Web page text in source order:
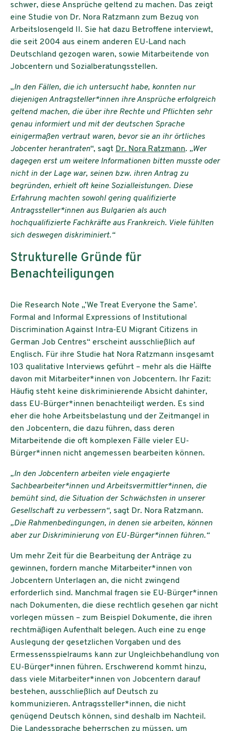
schwer, diese Ansprüche geltend zu machen. Das zeigt
eine Studie von Dr. Nora Ratzmann zum Bezug von
Arbeitslosengeld II. Sie hat dazu Betroffene interviewt,
die seit 2004 aus einem anderen EU-Land nach
Deutschland gezogen waren, sowie Mitarbeitende von
Jobcentern und Sozialberatungsstellen.
„In den Fällen, die ich untersucht habe, konnten nur
diejenigen Antragsteller*innen ihre Ansprüche erfolgreich
geltend machen, die über ihre Rechte und Pflichten sehr
genau informiert und mit der deutschen Sprache
einigermaßen vertraut waren, bevor sie an ihr örtliches
Jobcenter herantraten“, sagt Dr. Nora Ratzmann. „Wer
dagegen erst um weitere Informationen bitten musste oder
nicht in der Lage war, seinen bzw. ihren Antrag zu
begründen, erhielt oft keine Sozialleistungen. Diese
Erfahrung machten sowohl gering qualifizierte
Antragssteller*innen aus Bulgarien als auch
hochqualifizierte Fachkräfte aus Frankreich. Viele fühlten
sich deswegen diskriminiert.“
Strukturelle Gründe für
Benachteiligungen
Die Research Note „’We Treat Everyone the Same’.
Formal and Informal Expressions of Institutional
Discrimination Against Intra-EU Migrant Citizens in
German Job Centres“ erscheint ausschließlich auf
Englisch. Für ihre Studie hat Nora Ratzmann insgesamt
103 qualitative Interviews geführt – mehr als die Hälfte
davon mit Mitarbeiter*innen von Jobcentern. Ihr Fazit:
Häufig steht keine diskriminierende Absicht dahinter,
dass EU-Bürger*innen benachteiligt werden. Es sind
eher die hohe Arbeitsbelastung und der Zeitmangel in
den Jobcentern, die dazu führen, dass deren
Mitarbeitende die oft komplexen Fälle vieler EU-
Bürger*innen nicht angemessen bearbeiten können.
„In den Jobcentern arbeiten viele engagierte
Sachbearbeiter*innen und Arbeitsvermittler*innen, die
bemüht sind, die Situation der Schwächsten in unserer
Gesellschaft zu verbessern“, sagt Dr. Nora Ratzmann.
„Die Rahmenbedingungen, in denen sie arbeiten, können
aber zur Diskriminierung von EU-Bürger*innen führen.“
Um mehr Zeit für die Bearbeitung der Anträge zu
gewinnen, fordern manche Mitarbeiter*innen von
Jobcentern Unterlagen an, die nicht zwingend
erforderlich sind. Manchmal fragen sie EU-Bürger*innen
nach Dokumenten, die diese rechtlich gesehen gar nicht
vorlegen müssen – zum Beispiel Dokumente, die ihren
rechtmäßigen Aufenthalt belegen. Auch eine zu enge
Auslegung der gesetzlichen Vorgaben und des
Ermessensspielraums kann zur Ungleichbehandlung von
EU-Bürger*innen führen. Erschwerend kommt hinzu,
dass viele Mitarbeiter*innen von Jobcentern darauf
bestehen, ausschließlich auf Deutsch zu
kommunizieren. Antragssteller*innen, die nicht
genügend Deutsch können, sind deshalb im Nachteil.
Die Landessprache beherrschen zu müssen, um